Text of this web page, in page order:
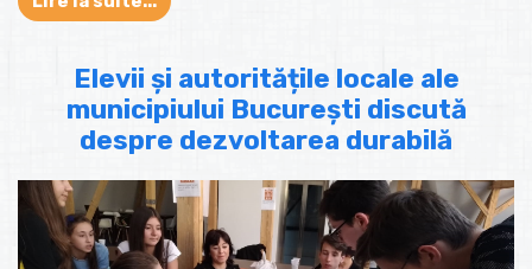
Elevii și autoritățile locale ale
municipiului București discută
despre dezvoltarea durabilă